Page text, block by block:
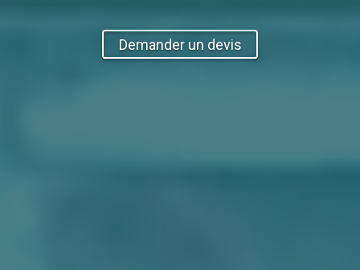
Demander un devis